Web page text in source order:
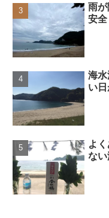
雨
安全
海
い
よ
ない